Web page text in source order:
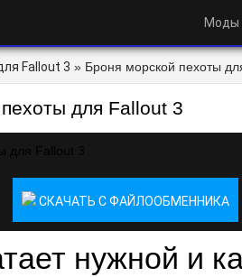
Моды
Fallout 3 » Броня морской пехоты
для Fallout 3
СКАЧАТЬ С ФАЙЛООБМЕННИКА
нужной и